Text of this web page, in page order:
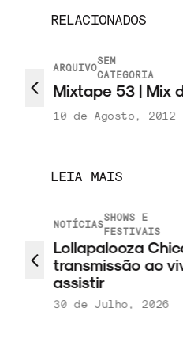
RELACIONADOS
ARQUIVO
SEM
CATEGORIA
Mixtape 53 | Mix
10 de Agosto, 2012
LEIA MAIS
NOTÍCIAS
SHOWS E
FESTIVAIS
Lollapalooza
transmissão ao
assistir
30 de Julho, 2026